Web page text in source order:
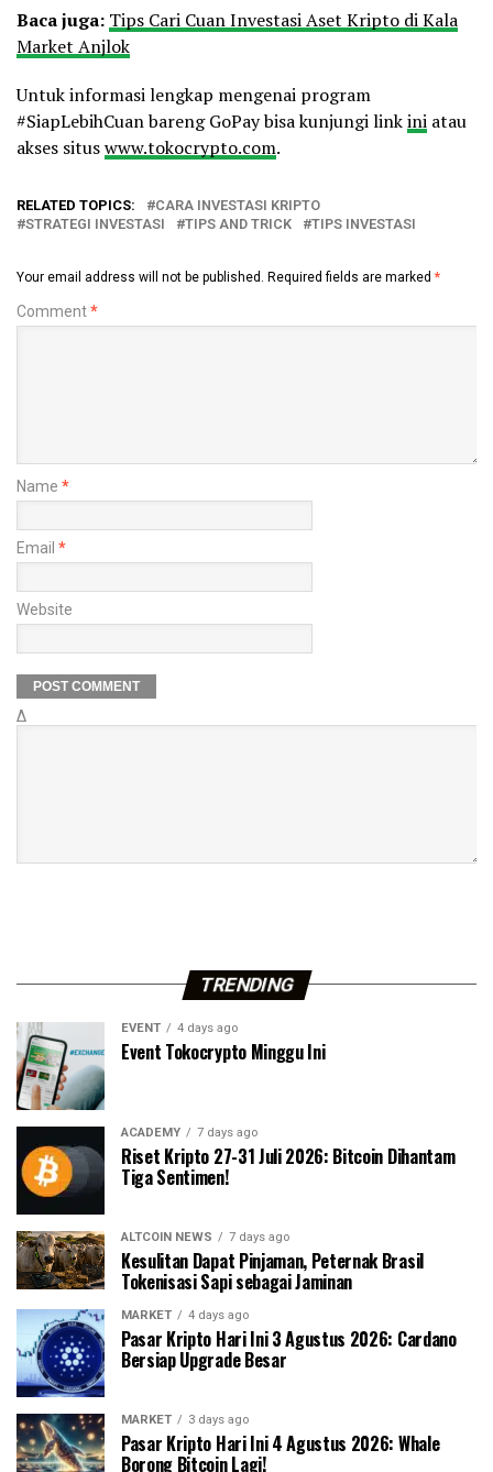
Baca juga: Tips Cari Cuan Investasi Aset Kripto di Kala
Market Anjlok
Untuk informasi lengkap mengenai program
#SiapLebihCuan bareng GoPay bisa kunjungi linkini atau
akses situswww.tokocrypto.com.
RELATED TOPICS:
CARA INVESTASI KRIPTO
STRATEGI INVESTASI
TIPS AND TRICK TIPS INVESTASI
Your email address will not be published. Required fields are marked *
Comment*
Name *
Email *
Website
Δ
TRENDING
EVENT 4 days ago
Event Tokocrypto Minggu Ini
ACADEMY 7 days ago
Riset Kripto 27-31 Juli 2026: Bitcoin Dihantam
Tiga Sentimen!
ALTCOIN NEWS 7 days ago
Kesulitan Dapat Pinjaman, Peternak Brasil
Tokenisasi Sapi sebagai Jaminan
MARKET 4 days ago
Pasar Kripto Hari Ini 3 Agustus 2026: Cardano
Bersiap Upgrade Besar
MARKET 3 days ago
Pasar Kripto Hari Ini 4 Agustus 2026: Whale
Borong Bitcoin Lagi!